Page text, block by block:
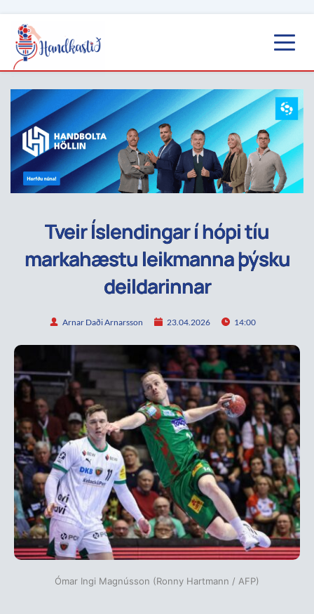
Tveir Íslendingar í hópi tíu
markahæstu leikmanna þýsku
deildarinnar
Arnar Daði Arnarsson 23.04.2026 14:00
Ómar Ingi Magnússon (Ronny Hartmann / AFP)